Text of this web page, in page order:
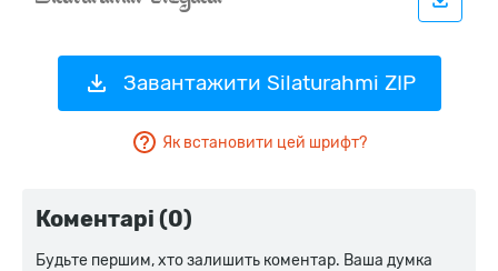
Завантажити Silaturahmi ZIP
Як встановити цей шрифт?
Коментарі (0)
Будьте першим, хто залишить коментар. Ваша думка